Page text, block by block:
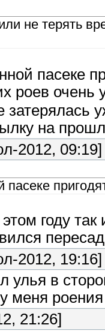
не терять
пасеке
роев очень
затерялась
на
2012, 09:19]
пасеке
году так
2012, 19:16]
в
меня
21:26]